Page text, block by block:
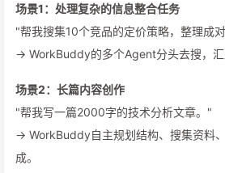
场景1：处理复杂的信息整合任务
"帮我搜集10个竞品的定价策略，整理成
→ WorkBuddy的多个Agent分头去搜，汇
场景2：长篇内容创作
"帮我写一篇2000字的技术分析文章。"
→ WorkBuddy自主规划结构、搜集资料
成。